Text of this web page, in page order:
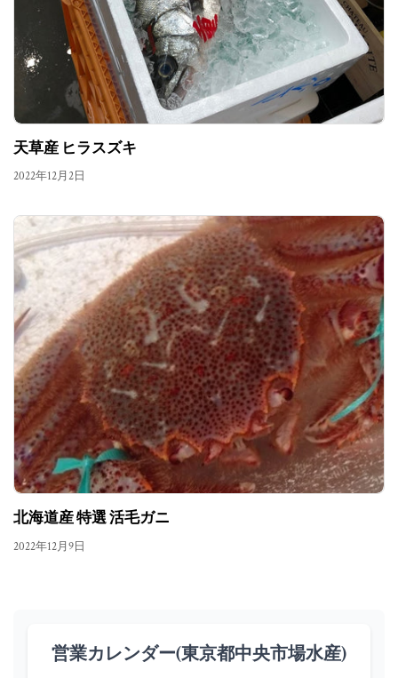
天草産 ヒラスズキ
2022年12月2日
北海道産 特選 活毛ガニ
2022年12月9日
営業カレンダー(東京都中央市場水産)